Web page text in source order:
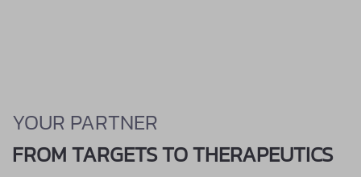
YOUR PARTNER
FROM TARGETS TO THERAPEUTICS